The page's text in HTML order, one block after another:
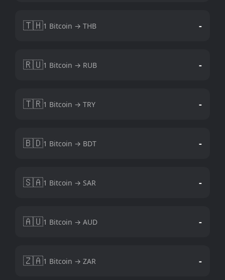
🇹🇭1 Bitcoin → THB -
🇷🇺1 Bitcoin → RUB -
🇹🇷1 Bitcoin → TRY -
🇧🇩1 Bitcoin → BDT -
🇸🇦1 Bitcoin → SAR -
🇦🇺1 Bitcoin → AUD -
🇿🇦1 Bitcoin → ZAR -